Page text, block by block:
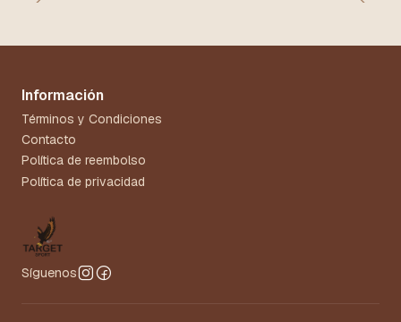
Información
Términos y Condiciones
Contacto
Política de reembolso
Política de privacidad
Síguenos